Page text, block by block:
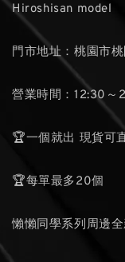
Hiroshisan model
門市地址：桃園市
營業時間：12:30～
🏆一個就出 現貨可
🏆每單最多20個
懶懶同學系列周邊全